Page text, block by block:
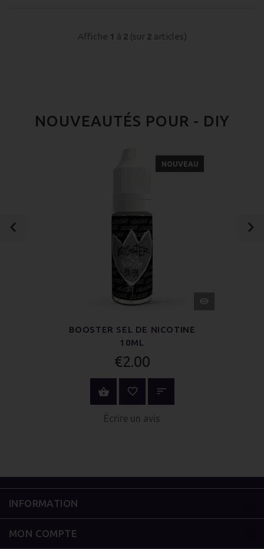
Affiche 1 à 2 (sur 2 articles)
NOUVEAUTÉS POUR - DIY
NOUVEAU
BOOSTER SEL DE NICOTINE
10ML
€2.00
AU PANIER
Écrire un avis
INFORMATION
MON COMPTE